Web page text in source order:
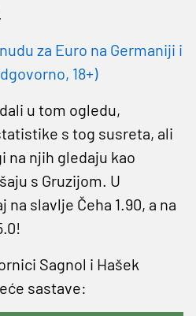
za Euro na Germaniji i
18+)
u tom ogledu,
s tog susreta, ali
na njih gledaju kao
s Gruzijom. U
slavlje Čeha 1.90, a na
Sagnol i Hašek
sastave: